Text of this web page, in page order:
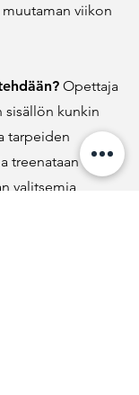
viikon
Opettaja
sisällön kunkin
tarpeiden
treenataan
valitsemia